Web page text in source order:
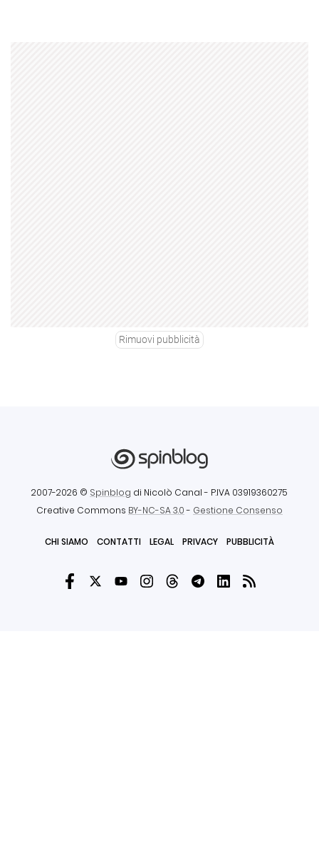
Rimuovi pubblicità
2007-2026 © Spinblog di Nicolò Canal - P.IVA 03919360275
Creative Commons BY-NC-SA 3.0- Gestione Consenso
CHI SIAMO CONTATTI LEGAL PRIVACY PUBBLICITÀ